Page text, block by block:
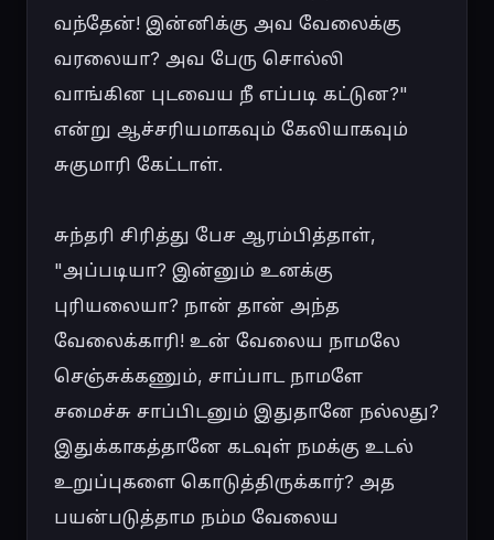
வந்தேன்! இன்னிக்கு அவ வேலைக்கு
வரலையா? அவ பேரு சொல்லி
வாங்கின புடவைய நீ எப்படி கட்டுன?"
என்று ஆச்சரியமாகவும் கேலியாகவும்
சுகுமாரி கேட்டாள்.
சுந்தரி சிரித்து பேச ஆரம்பித்தாள்,
"அப்படியா? இன்னும் உனக்கு
புரியலையா? நான் தான் அந்த
வேலைக்காரி! உன் வேலைய நாமலே
செஞ்சுக்கணும், சாப்பாட நாமளே
சமைச்சு சாப்பிடனும் இதுதானே நல்லது?
இதுக்காகத்தானே கடவுள் நமக்கு உடல்
உறுப்புகளை கொடுத்திருக்கார்? அத
பயன்படுத்தாம நம்ம வேலைய